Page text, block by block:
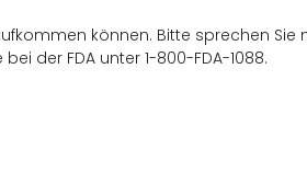
können. Bitte sprechen Sie
der FDA unter 1-800-FDA-1088.